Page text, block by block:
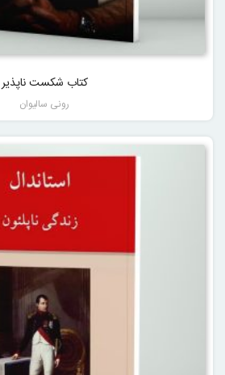
کتاب شکست ناپذیر
رونی سالیوان